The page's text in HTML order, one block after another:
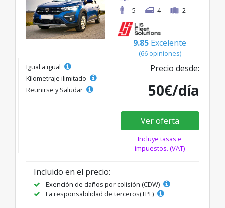
5
4 2
9.85 Excelente
(66 opiniones)
Igual a igual
Kilometraje ilimitado
Reunirse y Saludar
Precio desde:
50€/día
Ver oferta
Incluye tasas e
impuestos. (VAT)
Incluido en el precio:
Exención de daños por colisión (CDW)
La responsabilidad de terceros(TPL)